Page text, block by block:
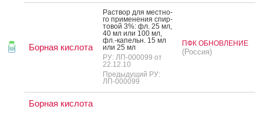
Борная кислота
Рас­твор для мес­тно­
го при­мене­ния спир­
то­вой 3%: фл. 25 мл,
40 мл или 100 мл,
фл.-ка­пельн. 15 мл
или 25 мл
РУ: ЛП-000099 от
22.12.10
Предыдущий РУ:
ЛП-000099
ПФК ОБНОВЛЕНИЕ
(Россия)
Борная кислота